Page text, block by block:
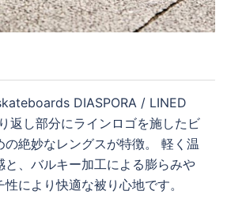
DIASPORA / LINED
返し部分にラインロゴを施したビ
の絶妙なレングスが特徴。 軽く温
と、バルキー加工による膨らみや
により快適な被り心地です。